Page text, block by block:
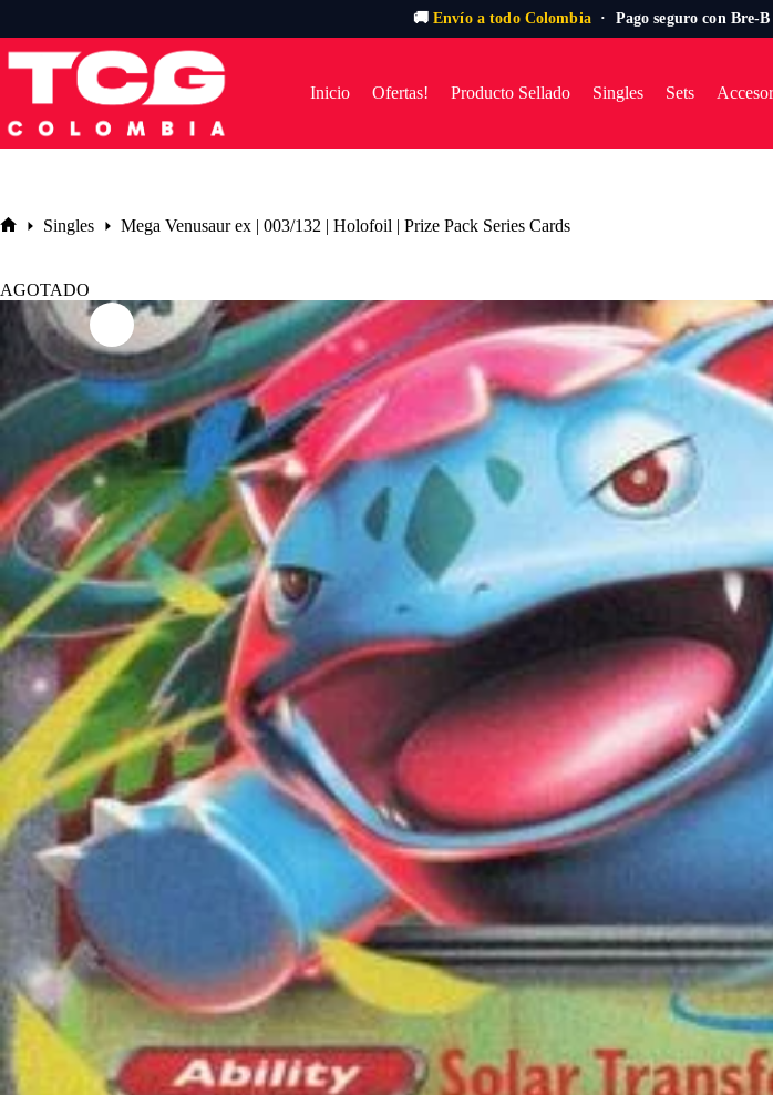
🚚 Envío a todo Colombia· Pago seguro con Bre-
al
Inicio Ofertas! Producto Sellado Singles Sets
Singles Mega Venusaur ex | 003/132 | Holofoil | Prize Pack Series Cards
AGOTADO